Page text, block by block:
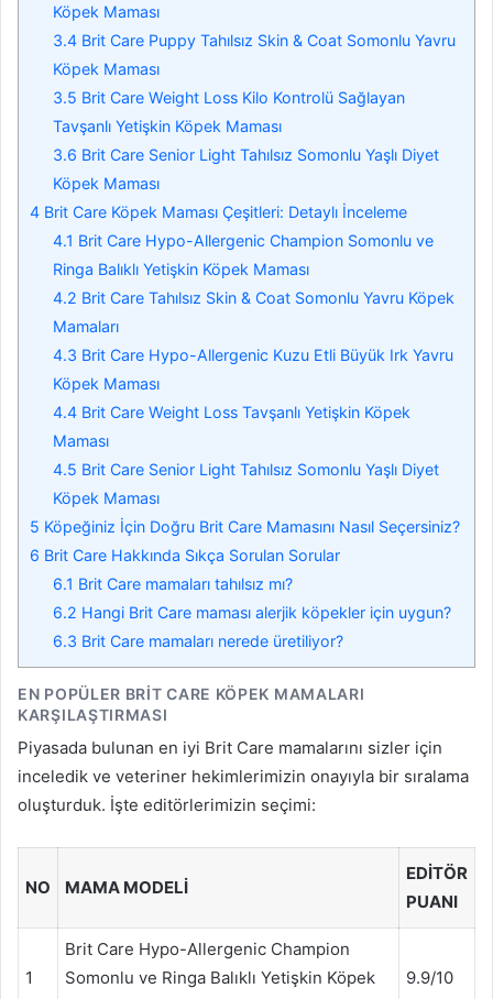
Köpek Maması
3.4 Brit Care Puppy Tahılsız Skin & Coat Somonlu Yavru
Köpek Maması
3.5 Brit Care Weight Loss Kilo Kontrolü Sağlayan
Tavşanlı Yetişkin Köpek Maması
3.6 Brit Care Senior Light Tahılsız Somonlu Yaşlı Diyet
Köpek Maması
4 Brit Care Köpek Maması Çeşitleri: Detaylı İnceleme
4.1 Brit Care Hypo-Allergenic Champion Somonlu ve
Ringa Balıklı Yetişkin Köpek Maması
4.2 Brit Care Tahılsız Skin & Coat Somonlu Yavru Köpek
Mamaları
4.3 Brit Care Hypo-Allergenic Kuzu Etli Büyük Irk Yavru
Köpek Maması
4.4 Brit Care Weight Loss Tavşanlı Yetişkin Köpek
Maması
4.5 Brit Care Senior Light Tahılsız Somonlu Yaşlı Diyet
Köpek Maması
5 Köpeğiniz İçin Doğru Brit Care Mamasını Nasıl Seçersiniz?
6 Brit Care Hakkında Sıkça Sorulan Sorular
6.1 Brit Care mamaları tahılsız mı?
6.2 Hangi Brit Care maması alerjik köpekler için uygun?
6.3 Brit Care mamaları nerede üretiliyor?
EN POPÜLER BRIT CARE KÖPEK MAMALARI
KARŞILAŞTIRMASI
Piyasada bulunan en iyi Brit Care mamalarını sizler için
inceledik ve veteriner hekimlerimizin onayıyla bir sıralama
oluşturduk. İşte editörlerimizin seçimi:
NO MAMA MODELI
EDITÖR
PUANI
1
Brit Care Hypo-Allergenic Champion
Somonlu ve Ringa Balıklı Yetişkin Köpek
9.9/10